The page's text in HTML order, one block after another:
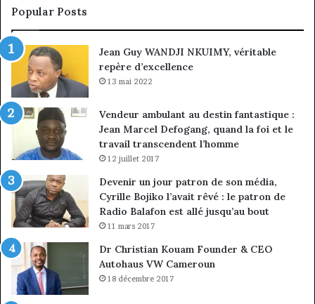
sous
Popular Posts
Jean Guy WANDJI NKUIMY, véritable
repère d’excellence
13 mai 2022
Vendeur ambulant au destin fantastique :
Jean Marcel Defogang, quand la foi et le
travail transcendent l’homme
12 juillet 2017
Devenir un jour patron de son média,
Cyrille Bojiko l’avait rêvé : le patron de
Radio Balafon est allé jusqu’au bout
11 mars 2017
Dr Christian Kouam Founder & CEO
Autohaus VW Cameroun
18 décembre 2017